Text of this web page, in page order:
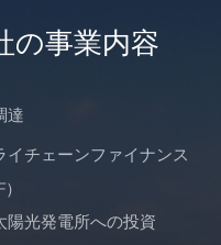
の事業内容
達
イチェーンファイナンス
陽光発電所への投資